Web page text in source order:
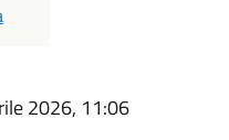
2026, 11:06